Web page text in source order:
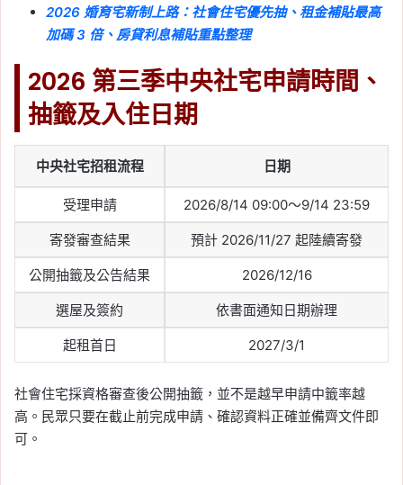
2026 婚育宅新制上路：社會住宅優先抽、租金補貼最高
加碼 3 倍、房貸利息補貼重點整理
2026 第三季中央社宅申請時間、
抽籤及入住日期
中央社宅招租流程 日期
受理申請 2026/8/14 09:00～9/14 23:59
寄發審查結果 預計 2026/11/27 起陸續寄發
公開抽籤及公告結果 2026/12/16
選屋及簽約 依書面通知日期辦理
起租首日 2027/3/1
社會住宅採資格審查後公開抽籤，並不是越早申請中籤率越
高。民眾只要在截止前完成申請、確認資料正確並備齊文件即
可。